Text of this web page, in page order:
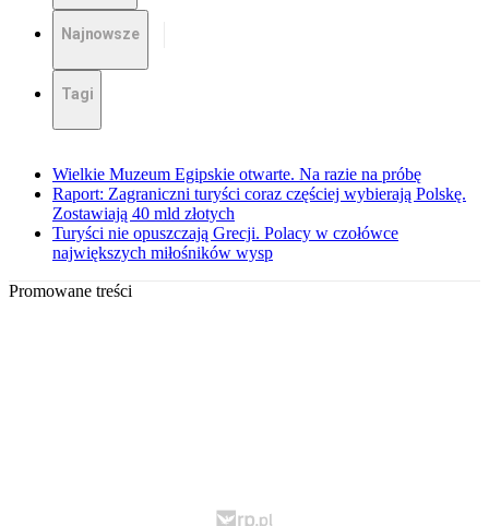
Najnowsze
Tagi
Wielkie Muzeum Egipskie otwarte. Na razie na próbę
Raport: Zagraniczni turyści coraz częściej wybierają Polskę.
Zostawiają 40 mld złotych
Turyści nie opuszczają Grecji. Polacy w czołówce
największych miłośników wysp
Promowane treści